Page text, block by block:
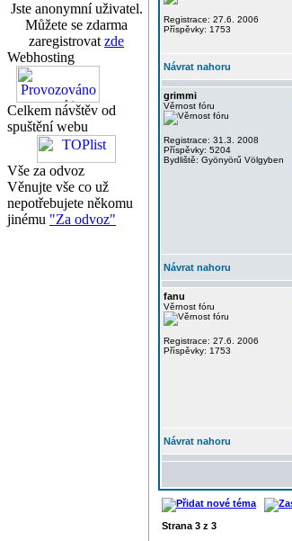
Jste anonymní uživatel.
Můžete se zdarma
zaregistrovat zde
Webhosting
Celkem návštěv od
spuštění webu
Vše za odvoz
Věnujte vše co už
nepotřebujete někomu
jinému "Za odvoz"
Registrace: 27.6. 2006
Příspěvky: 1753
Návrat nahoru
grimmi
Věrnost fóru
Registrace: 31.3. 2008
Příspěvky: 5204
Bydliště: Gyönyörű Völgyben
Návrat nahoru
fanu
Věrnost fóru
Registrace: 27.6. 2006
Příspěvky: 1753
Návrat nahoru
Strana 3 z 3